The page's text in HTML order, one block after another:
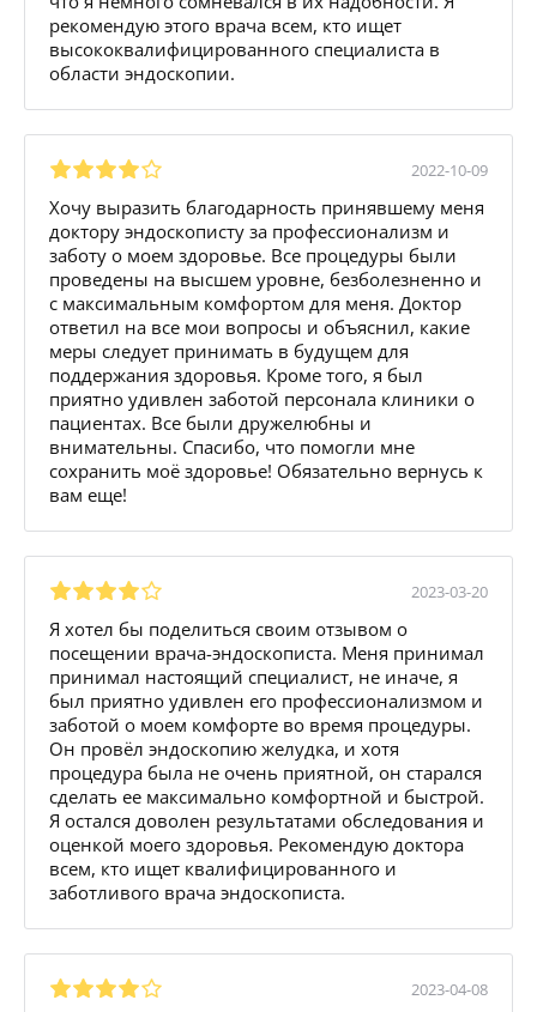
рекомендую этого врача всем, кто ищет
высококвалифицированного специалиста в
области эндоскопии.
2022-10-09
Хочу выразить благодарность принявшему меня
доктору эндоскописту за профессионализм и
заботу о моем здоровье. Все процедуры были
проведены на высшем уровне, безболезненно и
с максимальным комфортом для меня. Доктор
ответил на все мои вопросы и объяснил, какие
меры следует принимать в будущем для
поддержания здоровья. Кроме того, я был
приятно удивлен заботой персонала клиники о
пациентах. Все были дружелюбны и
внимательны. Спасибо, что помогли мне
сохранить моё здоровье! Обязательно вернусь к
вам еще!
2023-03-20
Я хотел бы поделиться своим отзывом о
посещении врача-эндоскописта. Меня принимал
принимал настоящий специалист, не иначе, я
был приятно удивлен его профессионализмом и
заботой о моем комфорте во время процедуры.
Он провёл эндоскопию желудка, и хотя
процедура была не очень приятной, он старался
сделать ее максимально комфортной и быстрой.
Я остался доволен результатами обследования и
оценкой моего здоровья. Рекомендую доктора
всем, кто ищет квалифицированного и
заботливого врача эндоскописта.
2023-04-08